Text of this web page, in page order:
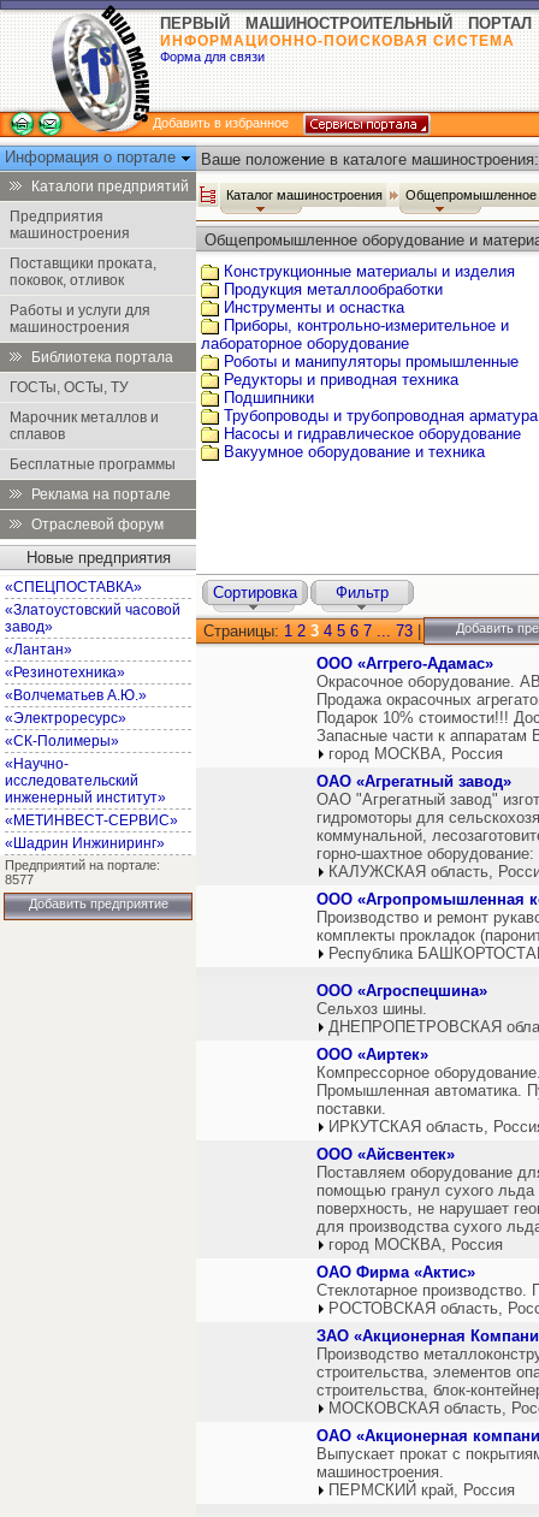
ПЕРВЫЙ МАШИНОСТРОИТЕЛЬНЫЙ ПОРТАЛ
ИНФОРМАЦИОННО-ПОИСКОВАЯ СИСТЕМА
Форма для связи
Добавить в избранное
Информация о портале
Каталоги предприятий
Предприятия
машиностроения
Поставщики проката,
поковок, отливок
Работы и услуги для
машиностроения
Библиотека портала
ГОСТы, ОСТы, ТУ
Марочник металлов и
сплавов
Бесплатные программы
Реклама на портале
Отраслевой форум
Новые предприятия
«СПЕЦПОСТАВКА»
«Златоустовский часовой
завод»
«Лантан»
«Резинотехника»
«Волчематьев А.Ю.»
«Электроресурс»
«СК-Полимеры»
«Научно-
исследовательский
инженерный институт»
«МЕТИНВЕСТ-СЕРВИС»
«Шадрин Инжиниринг»
Предприятий на портале:
8577
Добавить предприятие
Ваше положение в каталоге машиностроения:
Каталог машиностроения Общепромышленное
Общепромышленное оборудование и
Конструкционные материалы и изделия
Продукция металлообработки
Инструменты и оснастка
Приборы, контрольно-измерительное и
лабораторное оборудование
Роботы и манипуляторы промышленные
Редукторы и приводная техника
Подшипники
Трубопроводы и трубопроводная арматура
Насосы и гидравлическое оборудование
Вакуумное оборудование и техника
Сортировка Фильтр
Страницы: 1 2 3 4 5 6 7 ... 73 Добавить
ООО «Аггрего-Адамас»
Окрасочное оборудование.
Продажа окрасочных
Подарок 10% стоимости!!!
Запасные части к аппаратам
город МОСКВА, Россия
ОАО «Агрегатный завод»
ОАО "Агрегатный завод"
гидромоторы для
коммунальной,
горно-шахтное
КАЛУЖСКАЯ область,
ООО «Агропромышленная
Производство и ремонт
комплекты прокладок
Республика
ООО «Агроспецшина»
Сельхоз шины.
ДНЕПРОПЕТРОВСКАЯ
ООО «Аиртек»
Компрессорное
Промышленная автоматика.
поставки.
ИРКУТСКАЯ область,
ООО «Айсвентек»
Поставляем оборудование
помощью гранул сухого льда
поверхность, не нарушает
для производства сухого
город МОСКВА, Россия
ОАО Фирма «Актис»
Стеклотарное производство.
РОСТОВСКАЯ область,
ЗАО «Акционерная
Производство
строительства, элементов
строительства, блок-
МОСКОВСКАЯ область,
ОАО «Акционерная
Выпускает прокат с
машиностроения.
ПЕРМСКИЙ край, Россия